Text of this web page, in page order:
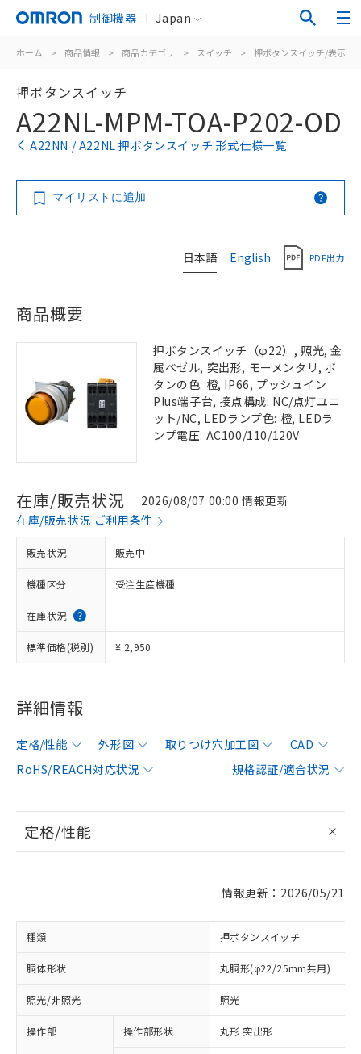
制御機器 Japan
ホーム > 商品情報 > 商品カテゴリ > スイッチ > 押ボタンスイッチ/表示灯
押ボタンスイッチ
A22NL-MPM-TOA-P202-OD
A22NN / A22NL 押ボタンスイッチ 形式仕様一覧
マイリストに追加
日本語 English PDF出力
商品概要
押ボタンスイッチ（φ22）, 照光, 金
属ベゼル, 突出形, モーメンタリ, ボ
タンの色: 橙, IP66, プッシュイン
Plus端子台, 接点構成: NC/点灯ユニ
ット/NC, LEDランプ色: 橙, LEDラ
ンプ電圧: AC100/110/120V
在庫/販売状況
2026/08/07 00:00 情報更新
在庫/販売状況 ご利用条件
販売状況 販売中
機種区分 受注生産機種
在庫状況
標準価格(税別) ¥ 2,950
詳細情報
定格/性能 外形図 取りつけ穴加工図
CAD
RoHS/REACH対応状況
規格認証/適合状況
定格/性能
情報更新：2026/05/21
種類 押ボタンスイッチ
胴体形状 丸胴形(φ22/25mm共用)
照光/非照光 照光
操作部 操作部形状 丸形 突出形